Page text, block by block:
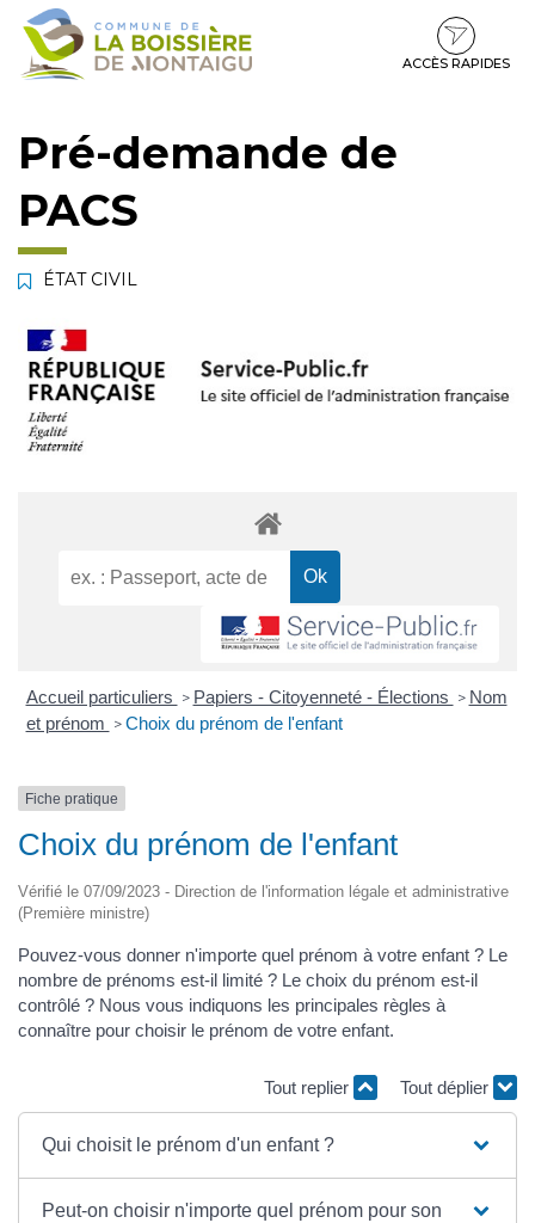
Gestion des traceurs
Aller
Aller
contenu
Aller
pied
ACCÈS RAPIDES
Pré-demande de
PACS
ÉTAT CIVIL
Accueil particuliers > Papiers - Citoyenneté - Élections > Nom
et prénom > Choix du prénom de l'enfant
Fiche pratique
Choix du prénom de l'enfant
Vérifié le 07/09/2023 - Direction de l'information légale et administrative
(Première ministre)
Pouvez-vous donner n'importe quel prénom à votre enfant ? Le
nombre de prénoms est-il limité ? Le choix du prénom est-il
contrôlé ? Nous vous indiquons les principales règles à
connaître pour choisir le prénom de votre enfant.
Tout replier Tout déplier
Qui choisit le prénom d'un enfant ?
Peut-on choisir n'importe quel prénom pour son